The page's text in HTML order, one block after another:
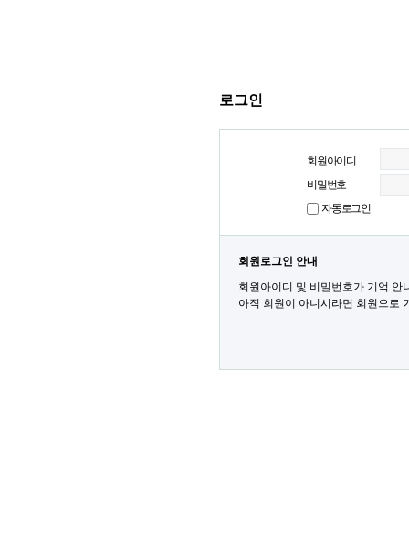
로그인
회원아이디
비밀번호
자동로그인
회원로그인 안내
회원아이디 및 비밀번호가 기억 안
아직 회원이 아니시라면 회원으로